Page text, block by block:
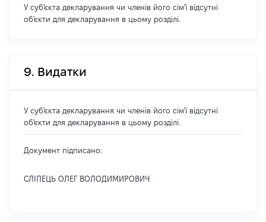
У суб'єкта декларування чи членів його сім'ї відсутні
об'єкти для декларування в цьому розділі.
9. Видатки
У суб'єкта декларування чи членів його сім'ї відсутні
об'єкти для декларування в цьому розділі.
Документ підписано:
СЛІПЕЦЬ ОЛЕГ ВОЛОДИМИРОВИЧ